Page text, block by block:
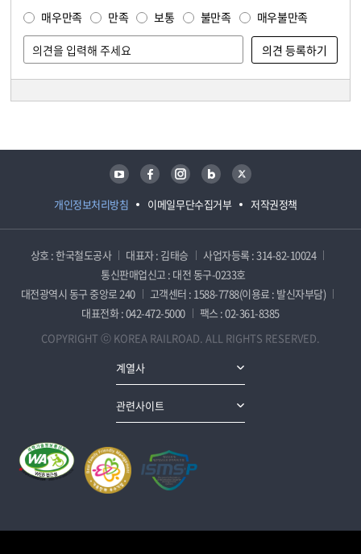
매우만족 만족 보통 불만족 매우불만족
개인정보처리방침 이메일무단수집거부 저작권정책
유튜브 페이스북 인스타그램 블로그 트위터
상호 : 한국철도공사 대표자 : 김태승
사업자등록 : 314-82-10024
통신판매업신고 : 대전 동구-0233호
대전광역시 동구 중앙로 240
고객센터 : 1588-7788(이용료 : 발신자부담)
대표전화 : 042-472-5000
팩스 : 02-361-8385
COPYRIGHT ⓒ KOREA RAILROAD. ALL RIGHTS RESERVED.
계열사
관련사이트